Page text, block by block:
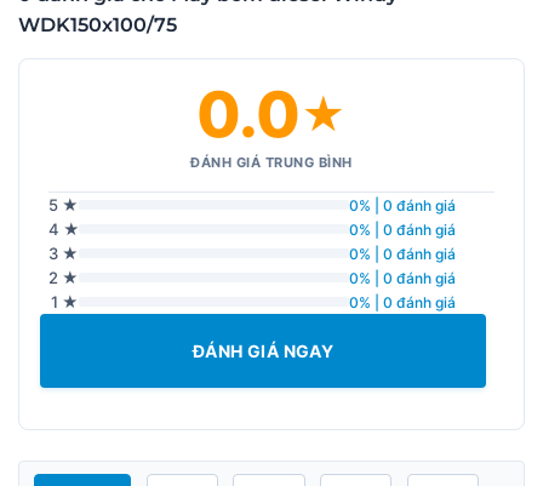
WDK150x100/75
0.0★
ĐÁNH GIÁ TRUNG BÌNH
5 ★ 0% | 0 đánh giá
4 ★ 0% | 0 đánh giá
3 ★ 0% | 0 đánh giá
2 ★ 0% | 0 đánh giá
1 ★ 0% | 0 đánh giá
ĐÁNH GIÁ NGAY